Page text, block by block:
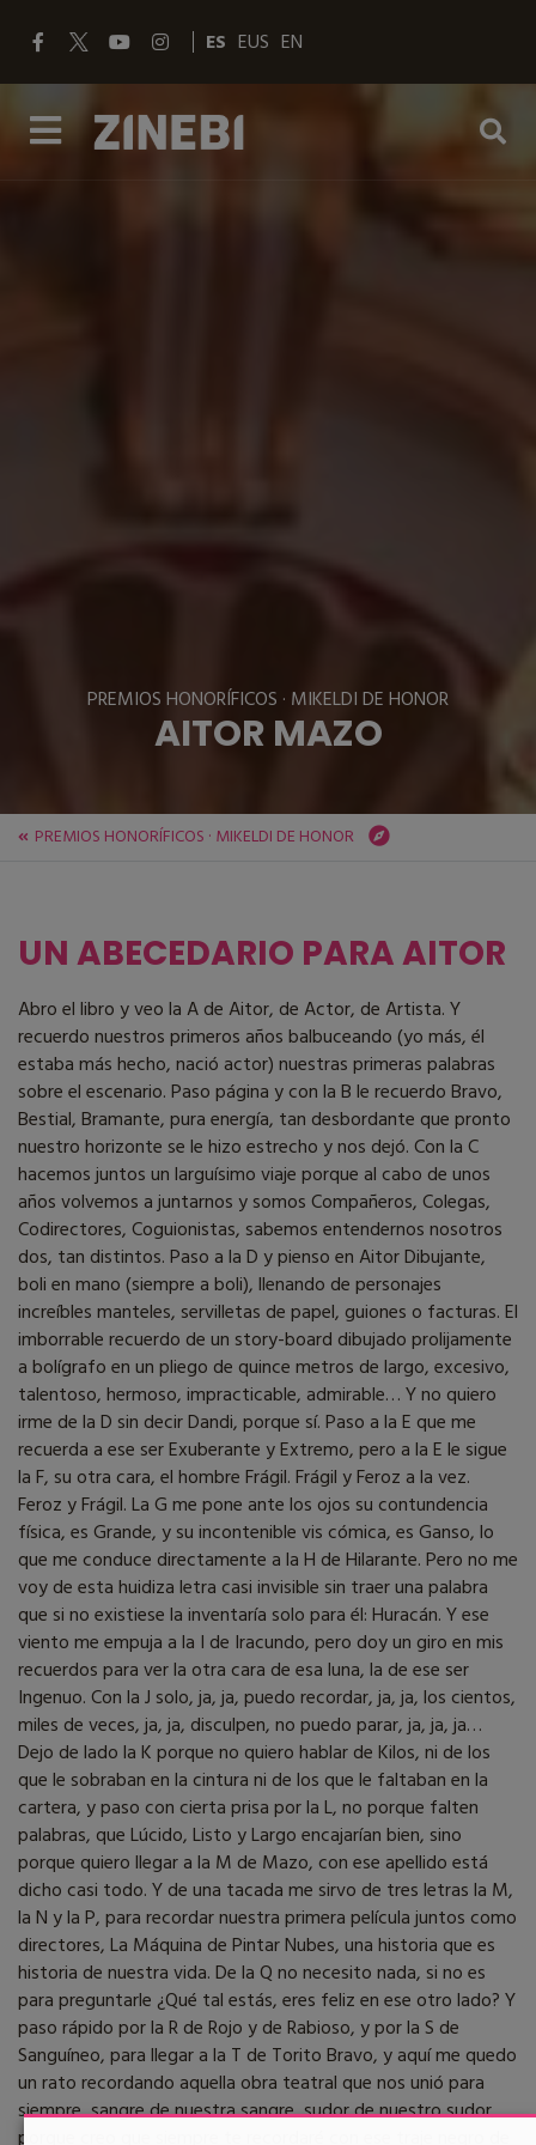
ES EUS EN
PREMIOS HONORÍFICOS · MIKELDI DE HONOR
AITOR MAZO
AITOR MAZO
PREMIOS HONORÍFICOS · MIKELDI DE HONOR
UN ABECEDARIO PARA AITOR
Abro el libro y veo la A de Aitor, de Actor, de Artista. Y
recuerdo nuestros primeros años balbuceando (yo más, él
estaba más hecho, nació actor) nuestras primeras palabras
sobre el escenario. Paso página y con la B le recuerdo Bravo,
Bestial, Bramante, pura energía, tan desbordante que pronto
nuestro horizonte se le hizo estrecho y nos dejó. Con la C
hacemos juntos un larguísimo viaje porque al cabo de unos
años volvemos a juntarnos y somos Compañeros, Colegas,
Codirectores, Coguionistas, sabemos entendernos nosotros
dos, tan distintos. Paso a la D y pienso en Aitor Dibujante,
boli en mano (siempre a boli), llenando de personajes
increíbles manteles, servilletas de papel, guiones o facturas. El
imborrable recuerdo de un story-board dibujado prolijamente
a bolígrafo en un pliego de quince metros de largo, excesivo,
talentoso, hermoso, impracticable, admirable… Y no quiero
irme de la D sin decir Dandi, porque sí. Paso a la E que me
recuerda a ese ser Exuberante y Extremo, pero a la E le sigue
la F, su otra cara, el hombre Frágil. Frágil y Feroz a la vez.
Feroz y Frágil. La G me pone ante los ojos su contundencia
física, es Grande, y su incontenible vis cómica, es Ganso, lo
que me conduce directamente a la H de Hilarante. Pero no me
voy de esta huidiza letra casi invisible sin traer una palabra
que si no existiese la inventaría solo para él: Huracán. Y ese
viento me empuja a la I de Iracundo, pero doy un giro en mis
recuerdos para ver la otra cara de esa luna, la de ese ser
Ingenuo. Con la J solo, ja, ja, puedo recordar, ja, ja, los cientos,
miles de veces, ja, ja, disculpen, no puedo parar, ja, ja, ja…
Dejo de lado la K porque no quiero hablar de Kilos, ni de los
que le sobraban en la cintura ni de los que le faltaban en la
cartera, y paso con cierta prisa por la L, no porque falten
palabras, que Lúcido, Listo y Largo encajarían bien, sino
porque quiero llegar a la M de Mazo, con ese apellido está
dicho casi todo. Y de una tacada me sirvo de tres letras la M,
la N y la P, para recordar nuestra primera película juntos como
directores, La Máquina de Pintar Nubes, una historia que es
historia de nuestra vida. De la Q no necesito nada, si no es
para preguntarle ¿Qué tal estás, eres feliz en ese otro lado? Y
paso rápido por la R de Rojo y de Rabioso, y por la S de
Sanguíneo, para llegar a la T de Torito Bravo, y aquí me quedo
un rato recordando aquella obra teatral que nos unió para
siempre, sangre de nuestra sangre, sudor de nuestro sudor,